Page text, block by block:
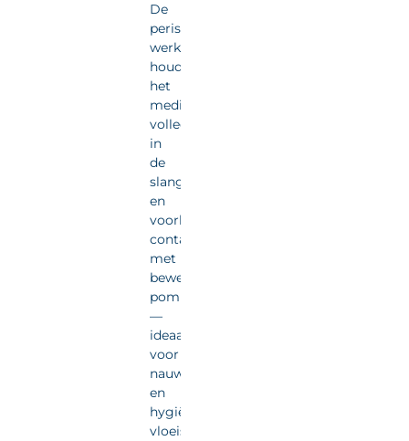
De
peristaltische
werking
houdt
het
medium
volledig
in
de
slang
en
voorkomt
contact
met
bewegende
pompdelen
—
ideaal
voor
nauwkeurige
en
hygiënische
vloeistofdosering.